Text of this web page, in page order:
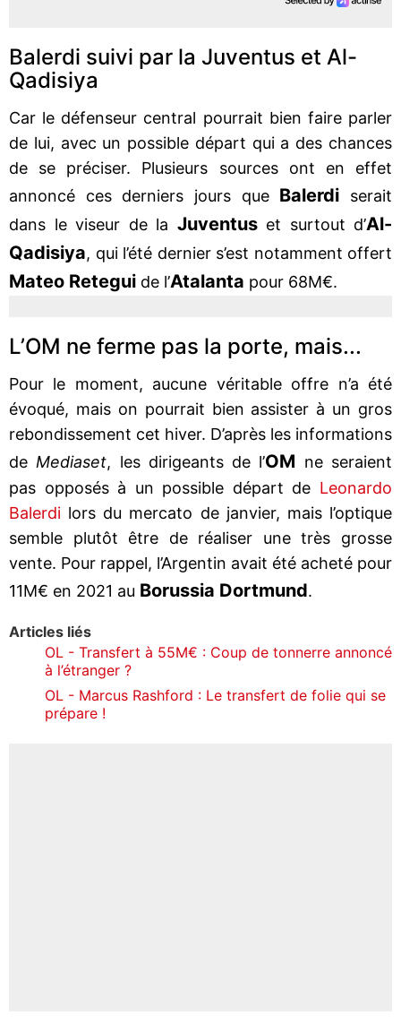
Balerdi suivi par la Juventus et Al-
Qadisiya
Car le défenseur central pourrait bien faire parler
de lui, avec un possible départ qui a des chances
de se préciser. Plusieurs sources ont en effet
annoncé ces derniers jours que Balerdi
serait
dans le viseur de la Juventus et surtout d’Al-
Qadisiya, qui l’été dernier s’est notamment offert
Mateo Retegui de l’Atalanta pour 68M€.
L’OM ne ferme pas la porte, mais...
Pour le moment, aucune véritable offre n’a été
évoqué, mais on pourrait bien assister à un gros
rebondissement cet hiver. D’après les informations
de Mediaset, les dirigeants de l’OM ne seraient
pas opposés à un possible départ de Leonardo
Balerdi lors du mercato de janvier, mais l’optique
semble plutôt être de réaliser une très grosse
vente. Pour rappel, l’Argentin avait été acheté pour
11M€ en 2021 au Borussia Dortmund.
Articles liés
OL - Transfert à 55M€ : Coup de tonnerre annoncé
à l’étranger ?
OL - Marcus Rashford : Le transfert de folie qui se
prépare !